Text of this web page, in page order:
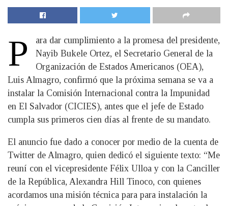
P
ara dar cumplimiento a la promesa del presidente,
Nayib Bukele Ortez, el Secretario General de la
Organización de Estados Americanos (OEA),
Luis Almagro, confirmó que la próxima semana se va a
instalar la Comisión Internacional contra la Impunidad
en El Salvador (CICIES), antes que el jefe de Estado
cumpla sus primeros cien días al frente de su mandato.
El anuncio fue dado a conocer por medio de la cuenta de
Twitter de Almagro, quien dedicó el siguiente texto: “Me
reuní con el vicepresidente Félix Ulloa y con la Canciller
de la República, Alexandra Hill Tinoco, con quienes
acordamos una misión técnica para para instalación la